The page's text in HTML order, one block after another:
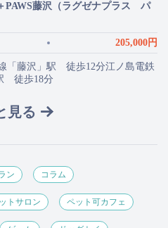
PAWS藤沢（ラグゼナプラス パ
205,000円
「藤沢」駅 徒歩12分江ノ島電鉄
徒歩18分
見る
ン コラム
トサロン ペット可カフェ